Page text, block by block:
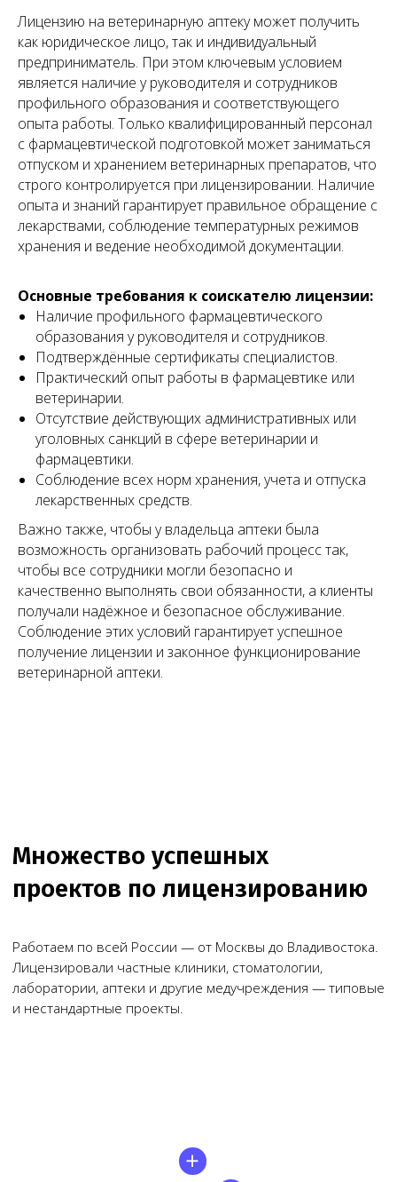
Лицензию на ветеринарную аптеку может получить
как юридическое лицо, так и индивидуальный
предприниматель. При этом ключевым условием
является наличие у руководителя и сотрудников
профильного образования и соответствующего
опыта работы. Только квалифицированный персонал
с фармацевтической подготовкой может заниматься
отпуском и хранением ветеринарных препаратов, что
строго контролируется при лицензировании. Наличие
опыта и знаний гарантирует правильное обращение с
лекарствами, соблюдение температурных режимов
хранения и ведение необходимой документации.
Основные требования к соискателю лицензии:
Наличие профильного фармацевтического
образования у руководителя и сотрудников.
Подтверждённые сертификаты специалистов.
Практический опыт работы в фармацевтике или
ветеринарии.
Отсутствие действующих административных или
уголовных санкций в сфере ветеринарии и
фармацевтики.
Соблюдение всех норм хранения, учета и отпуска
лекарственных средств.
Важно также, чтобы у владельца аптеки была
возможность организовать рабочий процесс так,
чтобы все сотрудники могли безопасно и
качественно выполнять свои обязанности, а клиенты
получали надёжное и безопасное обслуживание.
Соблюдение этих условий гарантирует успешное
получение лицензии и законное функционирование
ветеринарной аптеки.
Матвеева Евгения
Александровна
Мирзоева Маги
Робертовна
Помощник юриста